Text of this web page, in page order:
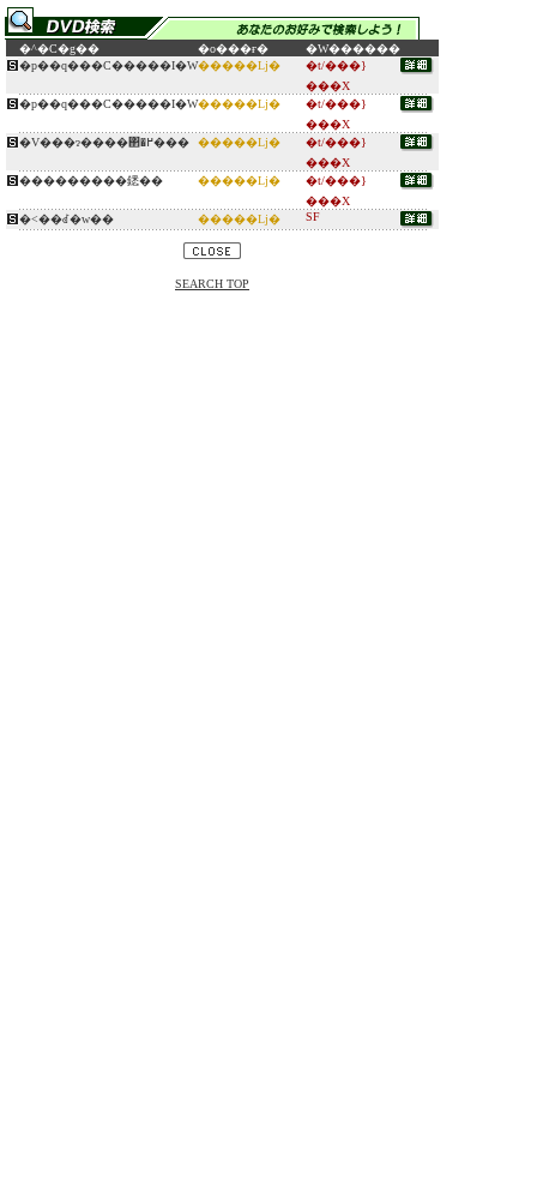
�^�C�g�� �o���ғ�
�W������
�p��q���C�����I�W�����ǈ�
�t/���}
���X
�p��q���C�����I�W�����ǈ�
�t/���}
���X
�V���ɂ����΂�߂���
�����ǈ�
�t/���}
���X
���������鏭��
�����ǈ�
�t/���}
���X
�˂��ꂽ�w��
�����ǈ� SF
SEARCH TOP